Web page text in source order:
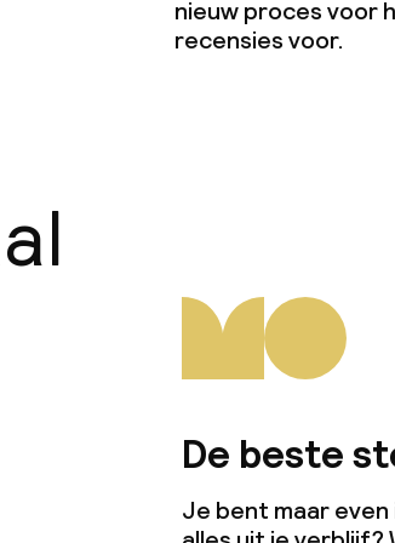
nieuw proces voor
recensies voor.
De beste
Je bent maar even